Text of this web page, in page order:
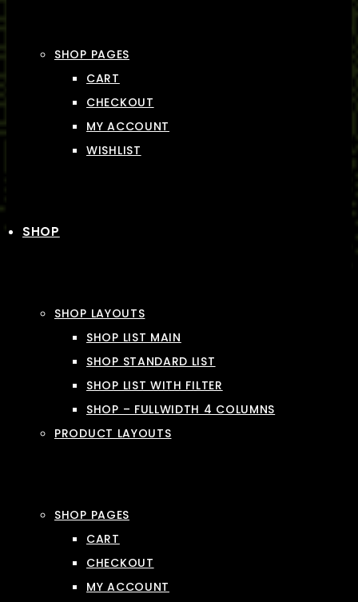
SHOP PAGES
CART
CHECKOUT
MY ACCOUNT
WISHLIST
SHOP
SHOP LAYOUTS
SHOP LIST MAIN
SHOP STANDARD LIST
SHOP LIST WITH FILTER
SHOP – FULLWIDTH 4 COLUMNS
PRODUCT LAYOUTS
SHOP PAGES
CART
CHECKOUT
MY ACCOUNT